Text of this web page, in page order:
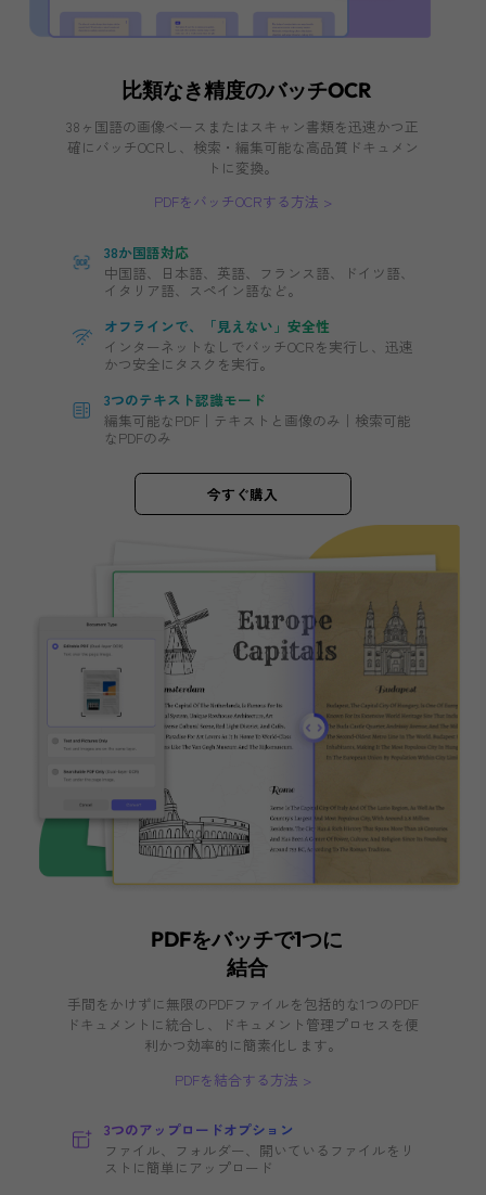
PDFをバッチ変換する方法（例：画像）
PDFをバッチ作成する方法
対応フォーマット
PDFのフォーマットへの変換13種類であり、
イルタイプ10種類以上が作成可能。
変換設定のカスタマイズ
複数のページを1つの画像に、すべてのファ
1つのPDFに、さまざまな変換・作成。
無料ダウンロード
比類なき精度のバッチOCR
38ヶ国語の画像ベースまたはスキャン書類を迅速
確にバッチOCRし、検索・編集可能な高品質ドキ
トに変換。
38か国語対応